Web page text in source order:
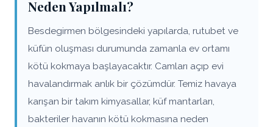
Neden Yapılmalı?
Besdegirmen bölgesindeki yapılarda, rutubet ve
küfün oluşması durumunda zamanla ev ortamı
kötü kokmaya başlayacaktır. Camları açıp evi
havalandırmak anlık bir çözümdür. Temiz havaya
karışan bir takım kimyasallar, küf mantarları,
bakteriler havanın kötü kokmasına neden